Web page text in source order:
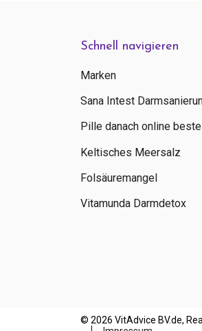
Schnell navigieren
Marken
Sana Intest
Pille danach online
Keltisches Meersalz
Folsäuremangel
Vitamunda Darmdetox
© 2026 VitAdvice BV.de,